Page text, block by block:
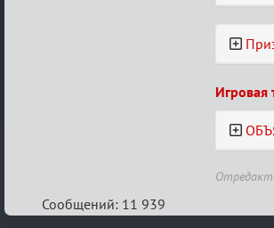
Игровая
Сообщений: 11 939